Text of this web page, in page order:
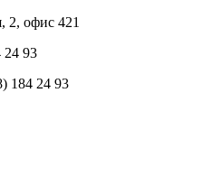
2, офис 421
24 93
184 24 93